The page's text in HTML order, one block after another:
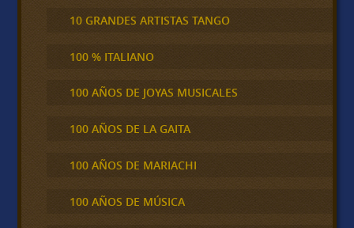
10 GRANDES ARTISTAS TANGO
100 % ITALIANO
100 AÑOS DE JOYAS MUSICALES
100 AÑOS DE LA GAITA
100 AÑOS DE MARIACHI
100 AÑOS DE MÚSICA